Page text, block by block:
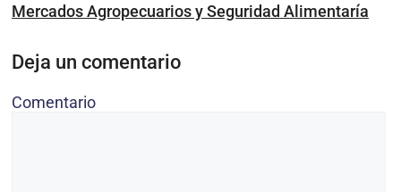
Mercados Agropecuarios y Seguridad Alimentaría
Deja un comentario
Comentario